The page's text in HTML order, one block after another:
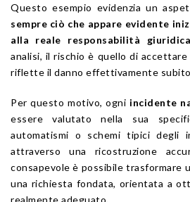
Questo esempio evidenzia un
sempre ciò che appare evidente
alla reale responsabilità
analisi, il rischio è quello di accettare
riflette il danno effettivamente
Per questo motivo, ogni incidente
essere valutato nella sua
automatismi o schemi tipici degli
attraverso una ricostruzione
consapevole è possibile trasformare
una richiesta fondata, orientata a
realmente adeguato.